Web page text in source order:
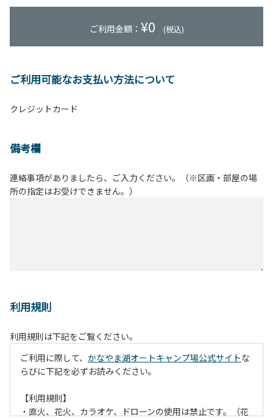
ご利用金額： ¥0 (税込)
ご利用可能なお支払い方法について
クレジットカード
備考欄
連絡事項がありましたら、ご入力ください。（※区画・部屋の場
所の指定はお受けできません。）
利用規則
利用規則は下記をご覧ください。
ご利用に際して、 かなやま湖オートキャンプ場公式サイトな
らびに下記を必ずお読みください。
【利用規則】
・直火、花火、カラオケ、ドローンの使用は禁止です。（花